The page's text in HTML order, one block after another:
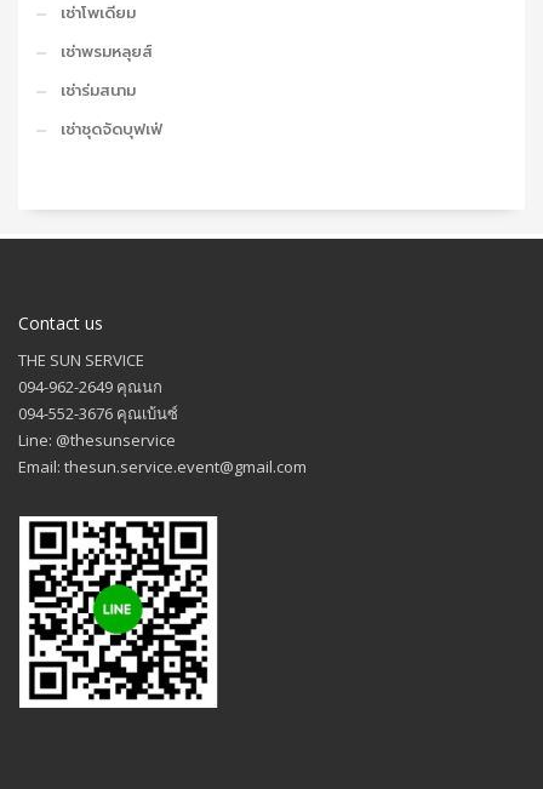
เช่าโพเดียม
เช่าพรมหลุยส์
เช่าร่มสนาม
เช่าชุดจัดบุฟเฟ่
Contact us
THE SUN SERVICE
094-962-2649 คุณนก
094-552-3676 คุณเบ้นซ์
Line: @thesunservice
Email: thesun.service.event@gmail.com